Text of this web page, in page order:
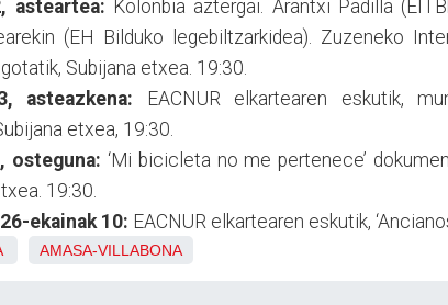
asteartea: Kolonbia aztergai. Arantxi Padilla
(EH Bilduko legebiltzarkidea). Zuzeneko
Subijana etxea. 19:30.
asteazkena: EACNUR elkartearen eskutik,
etxea, 19:30.
osteguna: ‘Mi bicicleta no me pertenece’
19:30.
ekainak 10: EACNUR elkartearen eskutik,
AMASA-VILLABONA